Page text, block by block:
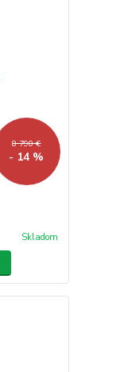
8 790 €
- 14 %
Skladom